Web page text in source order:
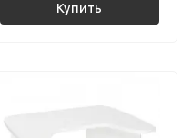
Купить